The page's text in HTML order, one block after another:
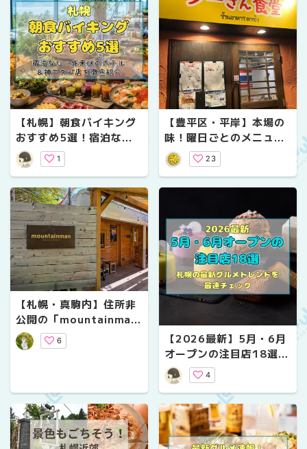
【札幌】朝食バイキング
おすすめ5選！宿泊な
し・外来OKのホテル＆
神コスパ店を徹底紹介
1
【豊平区・平岸】本場の
味！曜日ごとのメニュー
が楽しめるタイ料理屋さ
ん「ターさん食堂」
23
【札幌・真駒内】住所非
公開の「mountainma
n」へ！2026リニューア
ル後の森を歩く特別なラ
6
【2026最新】5月・6月
オープンの注目店18選！
札幌の最新グルメトレン
ドを最速チェック
4